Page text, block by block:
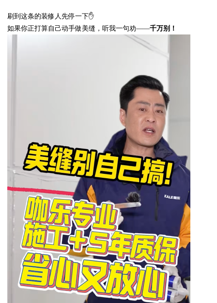
刷到这条的装修人先停一下✋
如果你正打算自己动手做美缝，听我一句劝——千万别！